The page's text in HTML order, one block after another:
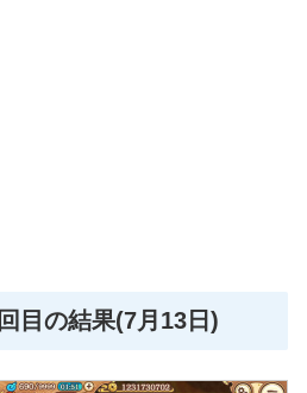
目の結果(7月13日)